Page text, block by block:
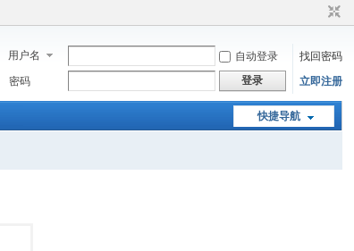
用户名 自动登录
找回密码
密码
登录 立即注册
快捷导航